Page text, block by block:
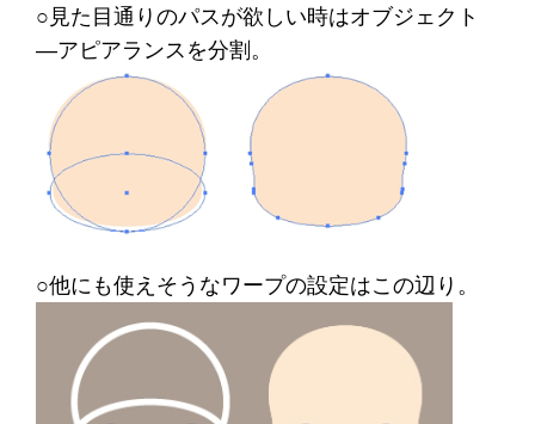
○見た目通りのパスが欲しい時はオブジェクト
―アピアランスを分割。
○他にも使えそうなワープの設定はこの辺り。